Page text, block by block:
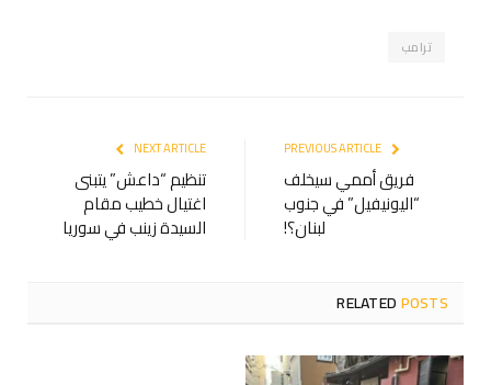
ترامب
فريق أممي سيخلف
“اليونيفيل” في جنوب
لبنان؟!
NEXT ARTICLE
تنظيم “داعش” يتبنى
اغتيال خطيب مقام
السيدة زينب في سوريا
RELATEDPOSTS